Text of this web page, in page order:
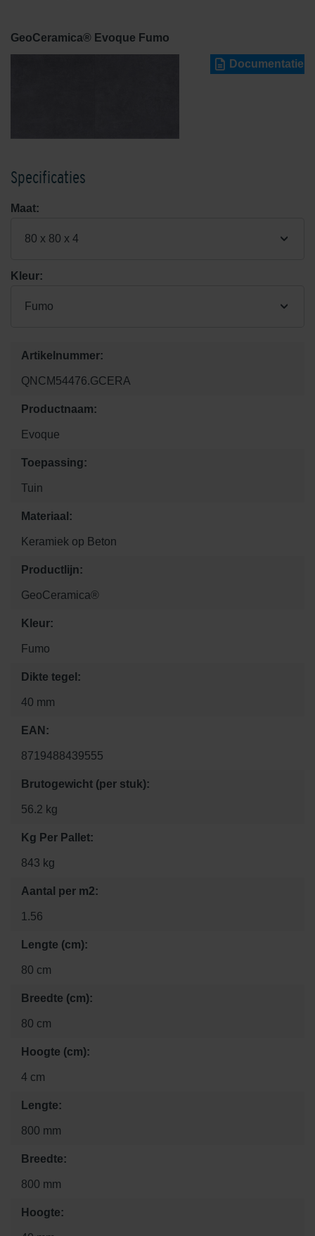
GeoCeramica® Evoque Fumo
Documentatie
Specificaties
Maat:
80 x 80 x 4
Kleur:
Fumo
Artikelnummer:
QNCM54476.GCERA
Productnaam:
Evoque
Toepassing:
Tuin
Materiaal:
Keramiek op Beton
Productlijn:
GeoCeramica®
Kleur:
Fumo
Dikte tegel:
40 mm
EAN:
8719488439555
Brutogewicht (per stuk):
56.2 kg
Kg Per Pallet:
843 kg
Aantal per m2:
1.56
Lengte (cm):
80 cm
Breedte (cm):
80 cm
Hoogte (cm):
4 cm
Lengte:
800 mm
Breedte:
800 mm
Hoogte: